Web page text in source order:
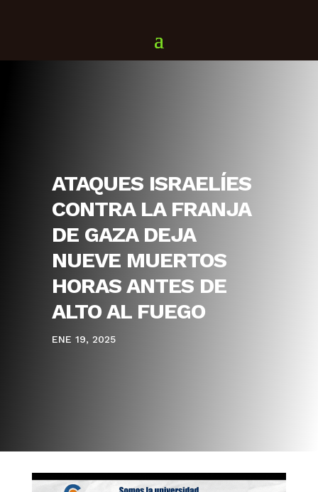
ATAQUES ISRAELÍES
CONTRA LA FRANJA
DE GAZA DEJA
NUEVE MUERTOS
HORAS ANTES DE
ALTO AL FUEGO
ENE 19, 2025